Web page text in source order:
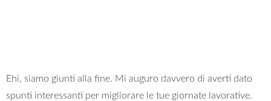
Ehi, siamo giunti alla fine. Mi auguro davvero di averti dato
spunti interessanti per migliorare le tue giornate lavorative.